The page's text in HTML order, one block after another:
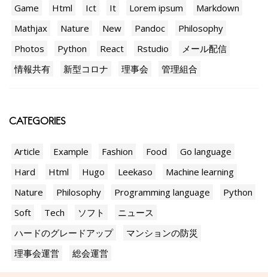
Game
Html Ict It Lorem ipsum
Markdown
Mathjax
Nature New Pandoc
Philosophy
Photos
Python React Rstudio
メール配信
情報共有
新型コロナ 理事会 管理組合
CATEGORIES
Article Example Fashion Food
Go language
Hard
Html Hugo Leekaso
Machine learning
Nature
Philosophy Programming language
Python
Soft
Tech ソフト
ニュース
ハードのグレードアップ
マンションの防災
理事会運営
総会運営